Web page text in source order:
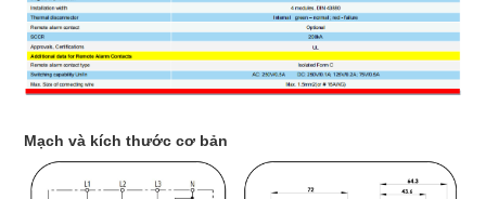
Mạch và kích thước cơ bản